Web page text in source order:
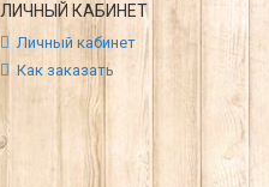
ЛИЧНЫЙ КАБИНЕТ
Личный кабинет
Как заказать